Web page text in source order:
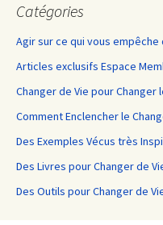
Catégories
Agir sur ce qui vous empêche
Articles exclusifs Espace
Changer de Vie pour Changer
Comment Enclencher le
Des Exemples Vécus très
Des Livres pour Changer de
Des Outils pour Changer de